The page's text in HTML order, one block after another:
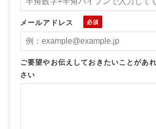
メールアドレス
ご要望やお伝えしておきたいことがあ
さい